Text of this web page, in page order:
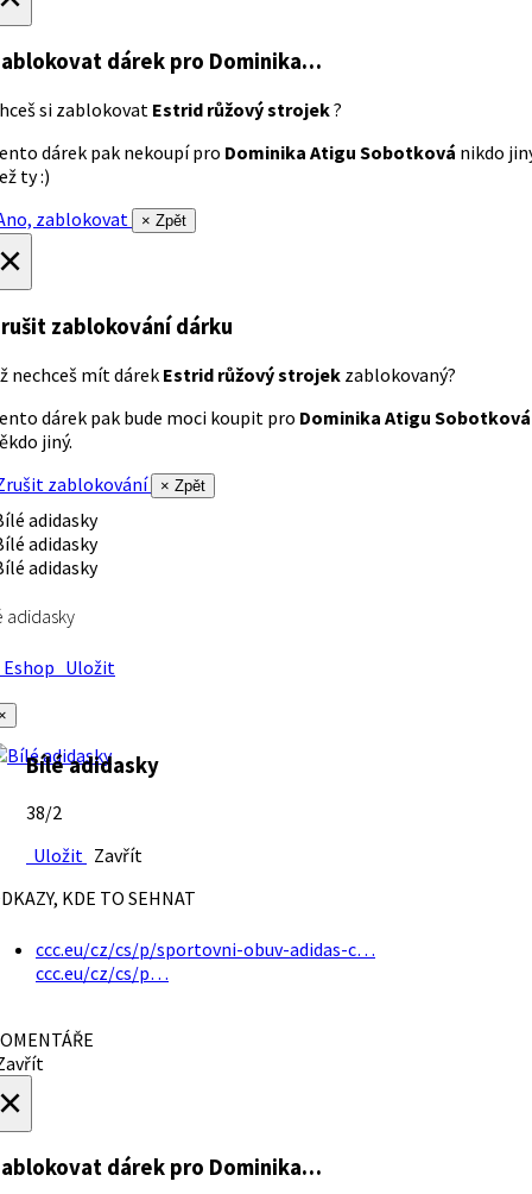
dárek pro Dominika…
si zablokovat Estrid růžový strojek?
dárek pak nekoupí pro Dominika Atigu Sobotková nikdo
ty :)
zablokovat
× Zpět
zablokování dárku
nechceš mít dárek Estrid růžový strojek zablokovaný?
dárek pak bude moci koupit pro Dominika Atigu Sobotková
jiný.
zablokování
× Zpět
adidasky
Uložit
Bílé adidasky
38/2
Uložit Zavřít
KDE TO SEHNAT
ccc.eu/cz/cs/p/sportovni-obuv-adidas-c…
ccc.eu/cz/cs/p…
dárek pro Dominika…